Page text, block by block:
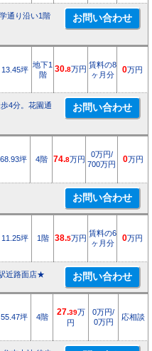
通り沿い1階
13.45坪
地下1
階
30.8万円 賃料の8
ヶ月分
0万円
4分。花園通
68.93坪 4階 74.8万円
0万円/
700万円
0万円
11.25坪 1階 38.5万円
賃料の6
ヶ月分
0万円
近路面店★
55.47坪 4階
27.39万
円
0万円/
0万円
応相談